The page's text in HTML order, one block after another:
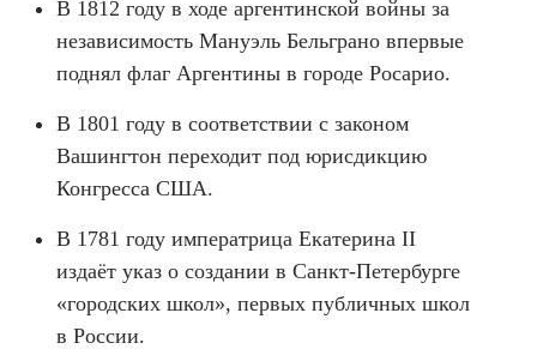
В 1812 году в ходе аргентинской войны за
независимость Мануэль Бельграно впервые
поднял флаг Аргентины в городе Росарио.
В 1801 году в соответствии с законом
Вашингтон переходит под юрисдикцию
Конгресса США.
В 1781 году императрица Екатерина II
издаёт указ о создании в Санкт-Петербурге
«городских школ», первых публичных школ
в России.